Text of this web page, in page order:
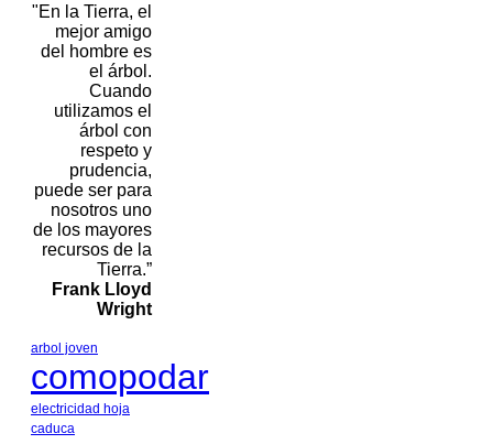
"En la Tierra, el
mejor amigo
del hombre es
el árbol.
Cuando
utilizamos el
árbol con
respeto y
prudencia,
puede ser para
nosotros uno
de los mayores
recursos de la
Tierra.”
Frank Lloyd
Wright
arbol joven
comopodar
electricidad hoja
caduca